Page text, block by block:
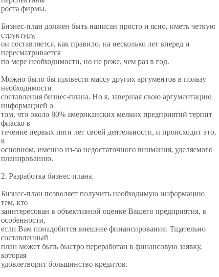
роста фирмы.
Бизнес-план должен быть написан просто и ясно, иметь четкую
структуру,
он составляется, как правило, на несколько лет вперед и
пересматривается
по мере необходимости, но не реже, чем раз в год.
Можно было бы привести массу других аргументов в пользу
необходимости
составления бизнес-плана. Но я, завершая свою аргументацию
информацией о
том, что около 80% американских мелких предприятий терпит
фиаско в
течение первых пяти лет своей деятельности, и происходит это,
в
основном, именно из-за недостаточного внимания, уделяемого
планированию.
2. Разработка бизнес-плана.
Бизнес-план позволяет получить необходимую информацию
тем, кто
заинтересован в объективной оценке Вашего предприятия, в
особенности,
если Вам понадобится внешнее финансирование. Тщательно
составленный
план может быть быстро переработан в финансовую заявку,
которая
удовлетворит большинство кредитов.